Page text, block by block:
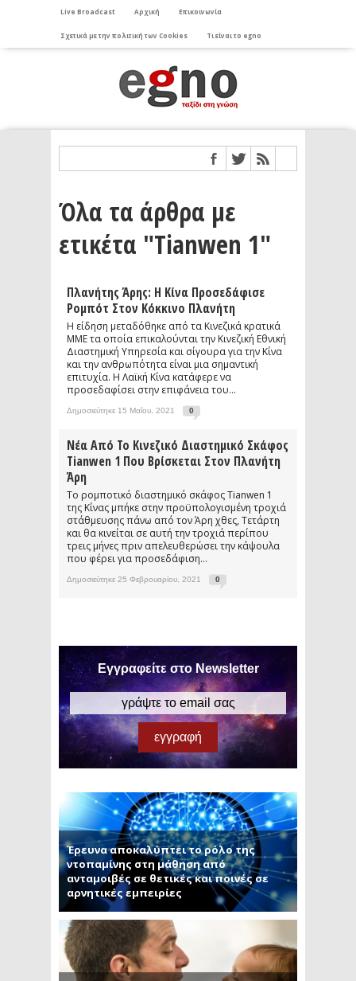
Live Broadcast Αρχική Επικοινωνία
Σχετικά με την πολιτική των Cookies Τι είναι το egno
Όλα τα άρθρα με
ετικέτα "Tianwen 1"
Πλανήτης Άρης: Η Κίνα Προσεδάφισε
Ρομπότ Στον Κόκκινο Πλανήτη
Η είδηση μεταδόθηκε από τα Κινεζικά κρατικά
ΜΜΕ τα οποία επικαλούνται την Κινεζική Εθνική
Διαστημική Υπηρεσία και σίγουρα για την Κίνα
και την ανθρωπότητα είναι μια σημαντική
επιτυχία. Η Λαϊκή Κίνα κατάφερε να
προσεδαφίσει στην επιφάνεια του...
Δημοσιεύτηκε 15 Μαΐου, 2021 0
Νέα Από Το Κινεζικό Διαστημικό Σκάφος
Tianwen 1 Που Βρίσκεται Στον Πλανήτη
Άρη
Το ρομποτικό διαστημικό σκάφος Tianwen 1
της Κίνας μπήκε στην προϋπολογισμένη τροχιά
στάθμευσης πάνω από τον Άρη χθες, Τετάρτη
και θα κινείται σε αυτή την τροχιά περίπου
τρεις μήνες πριν απελευθερώσει την κάψουλα
που φέρει για προσεδάφιση...
Δημοσιεύτηκε 25 Φεβρουαρίου, 2021 0
Εγγραφείτε στο Newsletter
Έρευνα αποκαλύπτει το ρόλο της
ντοπαμίνης στη μάθηση από
ανταμοιβές σε θετικές και ποινές σε
αρνητικές εμπειρίες